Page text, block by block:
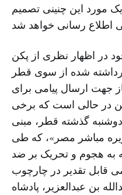
مورد این چنینی تصمیم
در اظهار نظری از پکن
شده از سوی قطر
جهت ارسال پیامی برای
در حالی است که برخی
گذشته قطر، مبنی
مباشر مصر»، که طی
به هجوم و تحریک بر ضد
قابل تقدیر در چارچوب
بن عبدالعزیر، پادشاه